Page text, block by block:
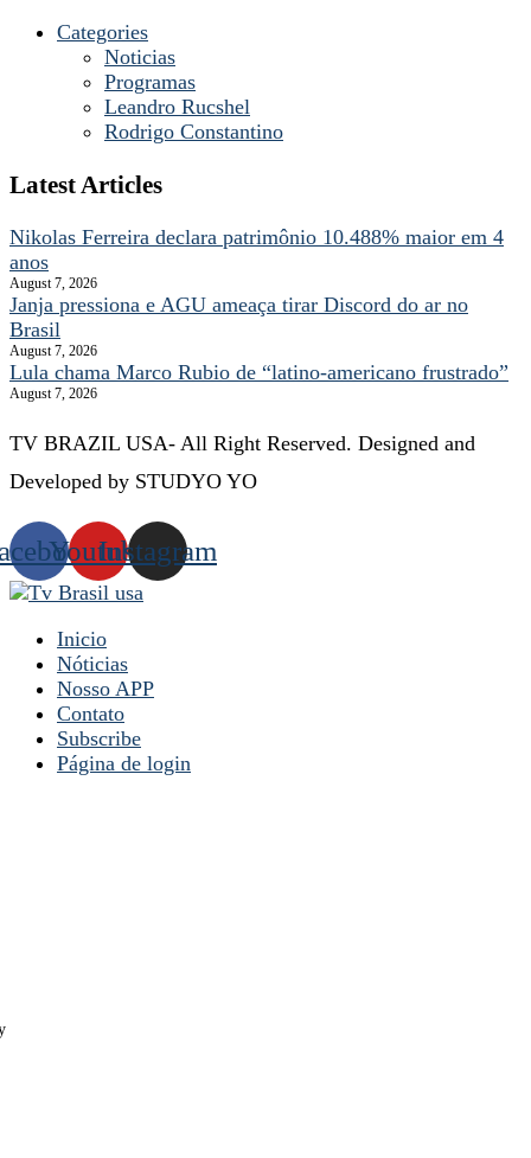
Categories
Noticias
Programas
Leandro Rucshel
Rodrigo Constantino
Latest Articles
Nikolas Ferreira declara patrimônio 10.488% maior em 4
anos
August 7, 2026
Janja pressiona e AGU ameaça tirar Discord do ar no
Brasil
August 7, 2026
Lula chama Marco Rubio de “latino-americano frustrado”
August 7, 2026
TV BRAZIL USA- All Right Reserved. Designed and
Developed by STUDYO YO
YoutubeInstagram
Inicio
Nóticias
Nosso APP
Contato
Subscribe
Página de login